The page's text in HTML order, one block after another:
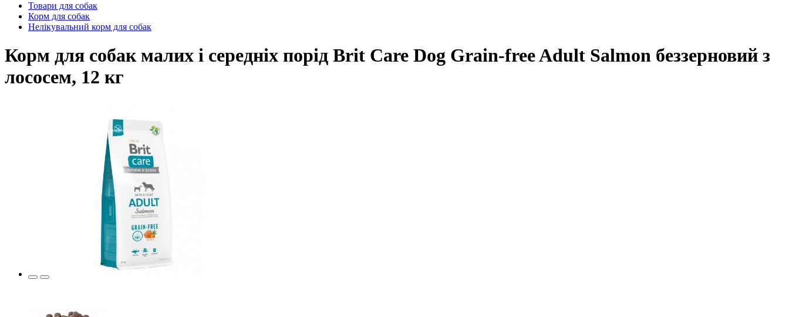
Товари для собак
Корм для собак
Нелікувальний корм для собак
Корм для собак малих і середніх порід Brit Care Dog Grain-free Adult Salmon беззерновий з
лососем, 12 кг